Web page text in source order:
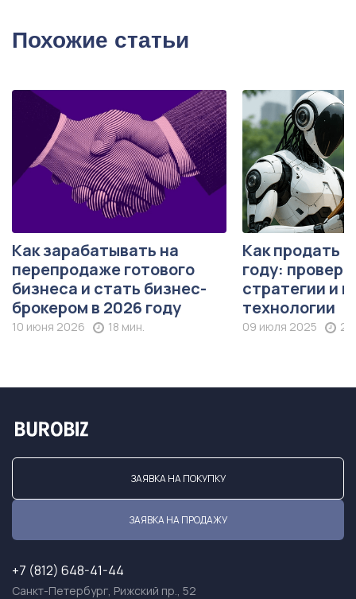
Похожие статьи
Как зарабатывать на
перепродаже готового
бизнеса и стать бизнес-
брокером в 2026 году
10 июня 2026 18 мин.
Как продать
году:
стратегии и
технологии
09 июля 2025
ЗАЯВКА НА ПОКУПКУ
ЗАЯВКА НА ПРОДАЖУ
+7 (812) 648-41-44
Санкт-Петербург, Рижский пр., 52